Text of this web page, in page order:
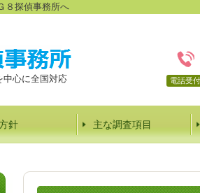
８探偵事務所へ
中心に全国対応 電話受付
針 主な調査項目